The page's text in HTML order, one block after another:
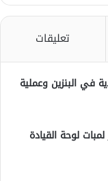
تعليقات
في البنزين وعملية
لوحة القيادة